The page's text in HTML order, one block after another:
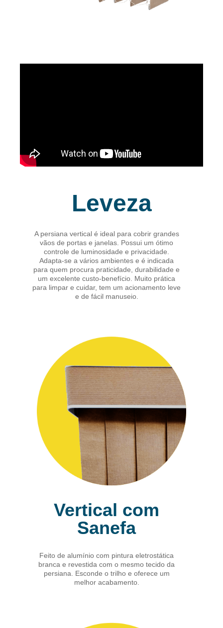
Leveza
A persiana vertical é ideal para cobrir grandes
vãos de portas e janelas. Possui um ótimo
controle de luminosidade e privacidade.
Adapta-se a vários ambientes e é indicada
para quem procura praticidade, durabilidade e
um excelente custo-benefício. Muito prática
para limpar e cuidar, tem um acionamento leve
e de fácil manuseio.
Vertical com
Sanefa
Feito de alumínio com pintura eletrostática
branca e revestida com o mesmo tecido da
persiana. Esconde o trilho e oferece um
melhor acabamento.